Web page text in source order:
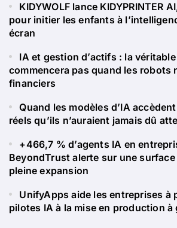
KIDYWOLF lance KIDYPRINTER
pour initier les enfants à
écran
IA et gestion d’actifs : la
commencera pas quand les robots
financiers
Quand les modèles d’IA
réels qu’ils n’auraient jamais dû
+466,7 % d’agents IA en
BeyondTrust alerte sur une surface
pleine expansion
UnifyApps aide les entreprises à
pilotes IA à la mise en production à